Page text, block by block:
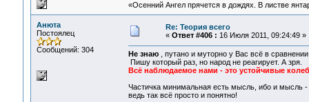
«Осенний Ангел прячется в дождях. В листве
Анюта
Постоялец
Сообщений: 304
Re: Теория всего
« Ответ #406 : 16 Июля 2011, 09:24:49 »
Не знаю, путано и муторно у Вас всё в
Пишу который раз, но народ не реагирует. А зря.
Всё наблюдаемое нами - это устойчивые
Частичка минимальная есть мысль, ибо и мысль -
ведь так всё просто и понятно!